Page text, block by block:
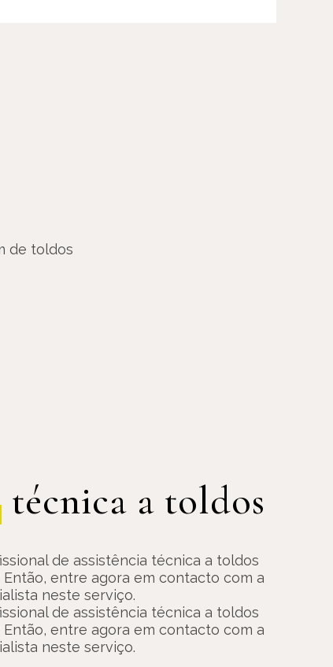
técnica a toldos
de assistência técnica a toldos
Então, entre agora em contacto com a
neste serviço.
de assistência técnica a toldos
Então, entre agora em contacto com a
neste serviço.